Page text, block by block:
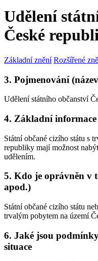
Udělení
České
Základní znění Rozšířené
3. Pojmenování
Udělení státního občanství
4. Základní
Státní občané cizího státu s
republiky mají možnost
udělením.
5. Kdo je oprávněn v
apod.)
Státní občané cizího státu
trvalým pobytem na území
6. Jaké jsou
situace